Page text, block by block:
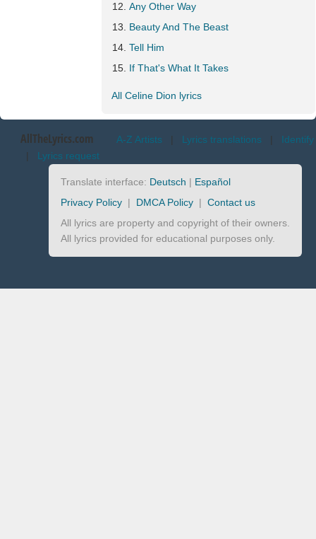
Any Other Way
Beauty And The Beast
Tell Him
If That's What It Takes
All Celine Dion lyrics
AllTheLyrics.com A-Z Artists | Lyrics translations | Identify
| Lyrics request
Translate interface: Deutsch | Español
Privacy Policy | DMCA Policy | Contact us
All lyrics are property and copyright of their owners.
All lyrics provided for educational purposes only.